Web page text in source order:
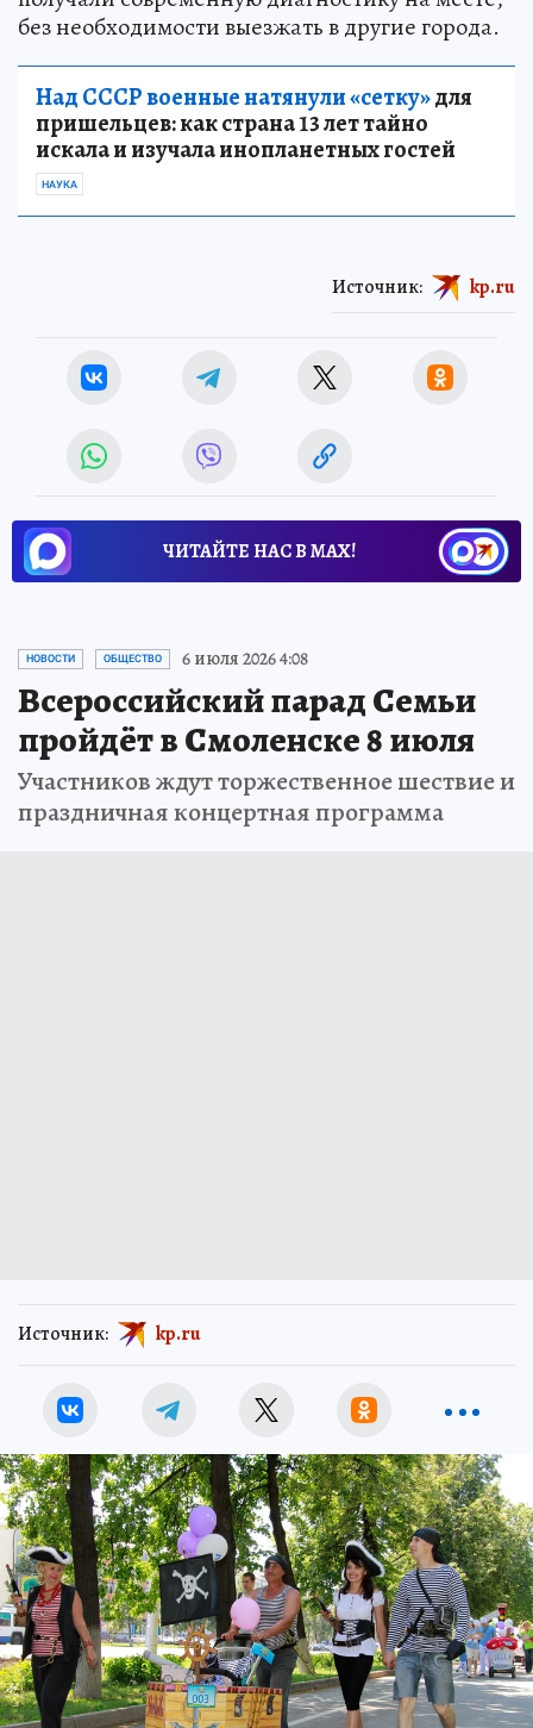
без необходимости выезжать в другие города.
Над СССР военные натянули «сетку»для
пришельцев: как страна 13 лет тайно
искала и изучала инопланетных гостей
НАУКА
Источник: kp.ru
ЧИТАЙТЕ НАС В МАХ!
НОВОСТИ ОБЩЕСТВО 6 июля 2026 4:08
Всероссийский парад Семьи
пройдёт в Смоленске 8 июля
Участников ждут торжественное шествие и
праздничная концертная программа
Источник: kp.ru